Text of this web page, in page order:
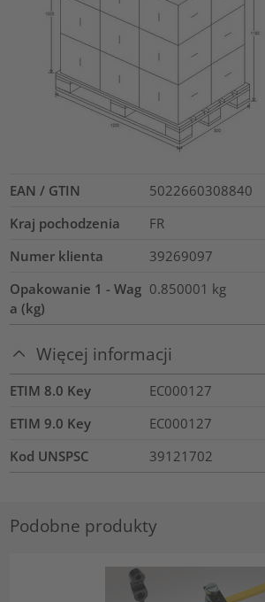
EAN / GTIN
5022660308840
Kraj pochodzenia
FR
Numer klienta
39269097
Opakowanie 1 - Wag
a (kg)
0.850001 kg
Więcej informacji
ETIM 8.0 Key
EC000127
ETIM 9.0 Key
EC000127
Kod UNSPSC
39121702
Podobne produkty